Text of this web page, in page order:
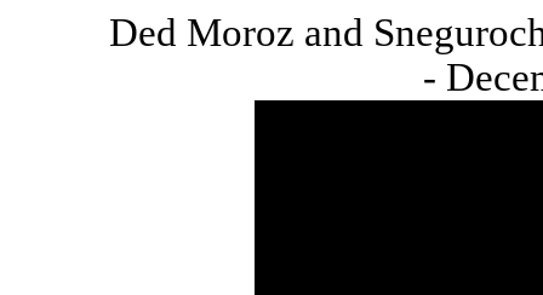
Ded Moroz and
-